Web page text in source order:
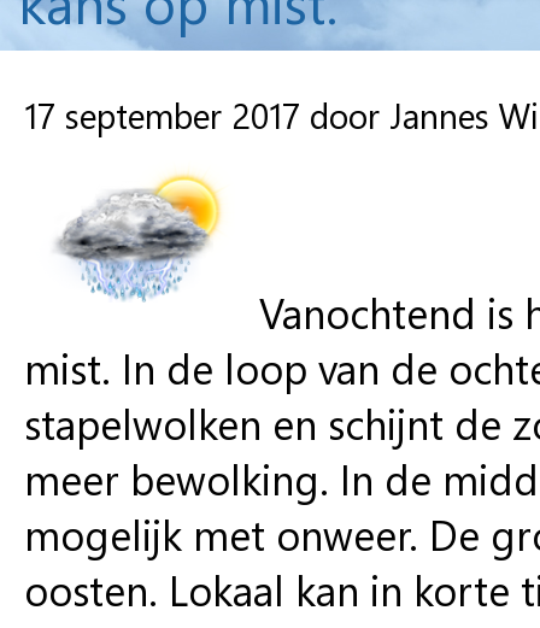
17 september 2017 door Jannes
Vanochtend is
mist. In de loop van de
stapelwolken en schijnt de
meer bewolking. In de
mogelijk met onweer. De
oosten. Lokaal kan in korte